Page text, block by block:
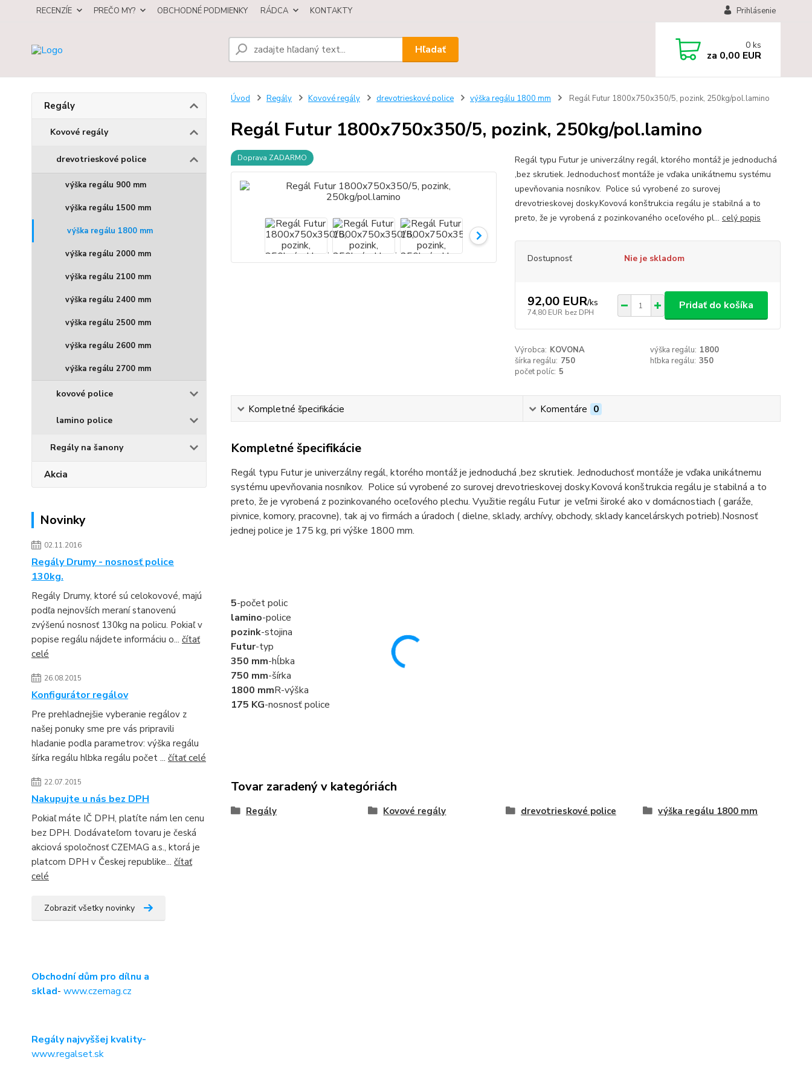
RECENZÍE PREČO MY? OBCHODNÉ PODMIENKY RÁDCA KONTAKTY Prihlásenie
Hľadať 0 ks
za 0,00 EUR
Regály
Kovové regály
drevotrieskové police
výška regálu 900 mm
výška regálu 1500 mm
výška regálu 1800 mm
výška regálu 2000 mm
výška regálu 2100 mm
výška regálu 2400 mm
výška regálu 2500 mm
výška regálu 2600 mm
výška regálu 2700 mm
kovové police
lamino police
Regály na šanony
Akcia
Novinky
02.11.2016
Regály Drumy - nosnosť police
130kg.
Regály Drumy, ktoré sú celokovové, majú
podľa nejnovších meraní stanovenú
zvýšenú nosnosť 130kg na policu. Pokiaľ v
popise regálu nájdete informáciu o... čítať
celé
26.08.2015
Konfigurátor regálov
Pre prehladnejšie vyberanie regálov z
našej ponuky sme pre vás pripravili
hladanie podla parametrov: výška regálu
šírka regálu hlbka regálu počet ... čítať celé
22.07.2015
Nakupujte u nás bez DPH
Pokiaľ máte IČ DPH, platíte nám len cenu
bez DPH. Dodávateľom tovaru je česká
akciová spoločnosť CZEMAG a.s., ktorá je
platcom DPH v Českej republike... čítať
celé
Zobraziť všetky novinky
Obchodní dům pro dílnu a
sklad- www.czemag.cz
Regály najvyššej kvality-
www.regalset.sk
Úvod Regály Kovové regály drevotrieskové police výška regálu 1800 mm Regál Futur 1800x750x350/5, pozink, 250kg/pol.lamino
Regál Futur 1800x750x350/5, pozink, 250kg/pol.lamino
Doprava ZADARMO
Regál typu Futur je univerzálny regál, ktorého montáž je jednoduchá
,bez skrutiek. Jednoduchosť montáže je vďaka unikátnemu systému
upevňovania nosníkov. Police sú vyrobené zo surovej
drevotrieskovej dosky.Kovová konštrukcia regálu je stabilná a to
preto, že je vyrobená z pozinkovaného oceľového pl... celý popis
Dostupnosť Nie je skladom
92,00 EUR/ks
74,80 EUR bez DPH
Pridať do košíka
Výrobca: KOVONA výška regálu: 1800
šírka regálu: 750 hľbka regálu: 350
počet políc: 5
Kompletné špecifikácie Komentáre 0
Kompletné špecifikácie
Regál typu Futur je univerzálny regál, ktorého montáž je jednoduchá ,bez skrutiek. Jednoduchosť montáže je vďaka unikátnemu
systému upevňovania nosníkov. Police sú vyrobené zo surovej drevotrieskovej dosky.Kovová konštrukcia regálu je stabilná a to
preto, že je vyrobená z pozinkovaného oceľového plechu. Využitie regálu Futur je veľmi široké ako v domácnostiach ( garáže,
pivnice, komory, pracovne), tak aj vo firmách a úradoch ( dielne, sklady, archívy, obchody, sklady kancelárskych potrieb).Nosnosť
jednej police je 175 kg, pri výške 1800 mm.
5-počet polic
lamino-police
pozink-stojina
Futur-typ
350 mm-hĺbka
750 mm-šírka
1800 mmR-výška
175 KG-nosnosť police
Tovar zaradený v kategóriách
Regály Kovové regály drevotrieskové police výška regálu 1800 mm